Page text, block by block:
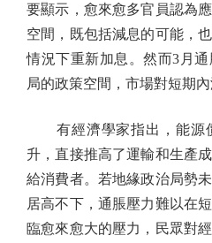
要顯示，愈來愈多官員認為
空間，既包括減息的可能，
情況下重新加息。然而3月
局的政策空間，市場對短期
有經濟學家指出，能源
升，直接推高了運輸和生產
給消費者。若地緣政治局勢
居高不下，通脹壓力難以在
臨愈來愈大的壓力，民眾對